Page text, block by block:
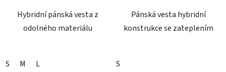
Hybridní pánská vesta z
odolného materiálu
S M L
Pánská vesta hybridní
konstrukce se zateplením
S